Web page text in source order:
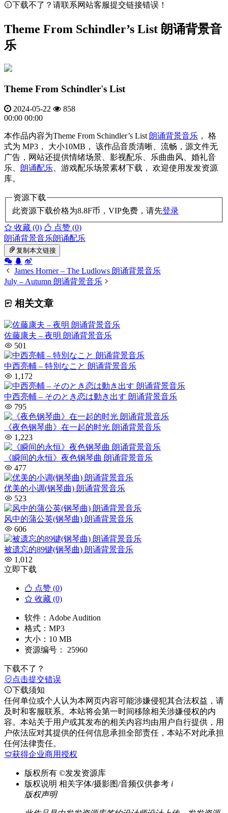
下载不了？请联系网站客服提交链接错误！
Theme From Schindler’s List 朗诵背景音
乐
Theme From Schindler's List
2024-05-22
858
00:00 00:00
本作品内容为Theme From Schindler’s List 朗诵背景音乐 ， 格
式为 MP3， 大小10MB， 该作品音质清晰、流畅，源文件无
广告，网站还提供情绪场景、影视配乐、乐曲曲风、婚礼音
乐、 朗诵配乐 、游戏配乐场景素材下载， 欢迎使用发发资源
库。
资源下载
此资源下载价格为8.8F币，VIP免费，请先登录
收藏 (0)
点赞 (0)
朗诵背景音乐朗诵配乐
复制本文链接
James Horner – The Ludlows 朗诵背景音乐
July – Autumn 朗诵背景音乐
相关文章
佐藤康夫 – 夜明 朗诵背景音乐
501
中西亮輔 – 特別なこと 朗诵背景音乐
1,172
中西亮輔 – そのとき恋は動き出す 朗诵背景音乐
795
《夜色钢琴曲》在一起的时光 朗诵背景音乐
1,223
《瞬间的永恒》夜色钢琴曲 朗诵背景音乐
477
优美的小调(钢琴曲) 朗诵背景音乐
523
风中的蒲公英(钢琴曲) 朗诵背景音乐
606
被遗忘的89键(钢琴曲) 朗诵背景音乐
1,012
立即下载
点赞 (0)
收藏 (0)
软件： Adobe Audition
格式： MP3
大小： 10 MB
资源编号： 25960
下载不了？
点击提交错误
下载须知
任何单位或个人认为本网页内容可能涉嫌侵犯其合法权益，请
及时和客服联系。本站将会第一时间移除相关涉嫌侵权的内
容。本站关于用户或其发布的相关内容均由用户自行提供，用
户依法应对其提供的任何信息承担全部责任，本站不对此承担
任何法律责任。
获得企业商用授权
版权所有 ©发发资源库
版权说明 相关字体/摄影图/音频仅供参考 i
版权声明